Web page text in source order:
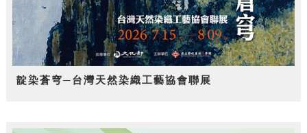
靛染蒼穹─台灣天然染織工藝協會聯展